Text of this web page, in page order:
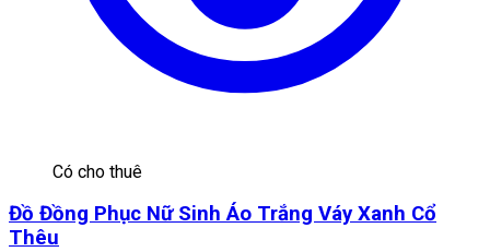
Có cho thuê
Đồ Đồng Phục Nữ Sinh Áo Trắng Váy Xanh Cổ
Thêu